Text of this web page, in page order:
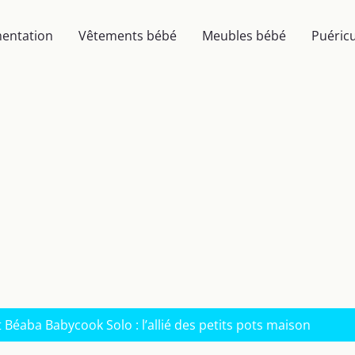
Vêtements bébé Meubles bébé
Babycook Solo : l’allié des petits pots maison